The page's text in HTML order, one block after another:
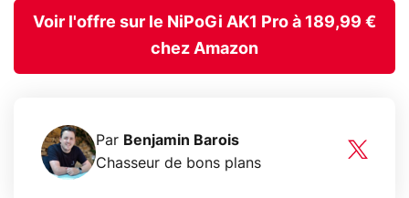
Voir l'offre sur le NiPoGi AK1 Pro à 189,99 €
chez Amazon
Par Benjamin Barois
Chasseur de bons plans